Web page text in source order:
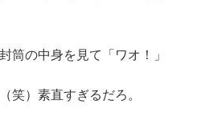
筒の中身を見て「ワオ！」
笑）素直すぎるだろ。